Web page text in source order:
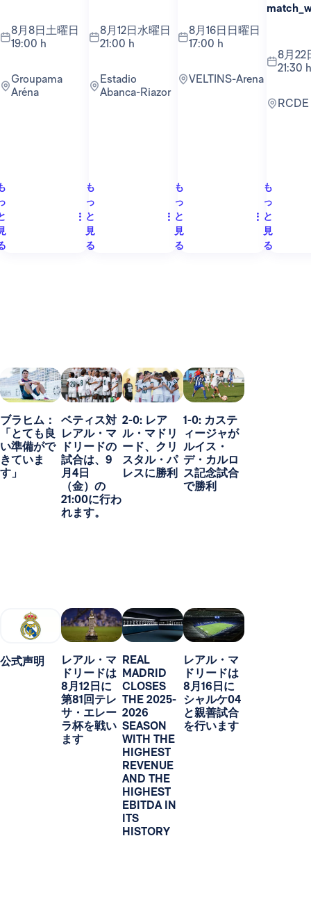
8月8日土曜日
19:00 h
Groupama
Aréna
8月12日水曜日
21:00 h
Estadio
Abanca-Riazor
も
っ
と
見
る
8月16日日曜日
17:00 h
VELTINS-Arena
も
っ
と
見
る
8月22日土曜日
21:30 h
も
っ
と
見
る
ブラヒム：
「とても良
い準備がで
きていま
す」
ベティス対
レアル・マ
ドリードの
試合は、9
月4日
（金）の
21:00に行わ
れます。
2-0: レア
ル・マドリ
ード、クリ
スタル・パ
レスに勝利
1-0: カステ
ィージャが
ルイス・
デ・カルロ
ス記念試合
で勝利
公式声明
レアル・マ
ドリードは
8月12日に
第81回テレ
サ・エレー
ラ杯を戦い
ます
REAL
MADRID
CLOSES
THE 2025-
2026
SEASON
WITH THE
HIGHEST
REVENUE
AND THE
HIGHEST
EBITDA IN
ITS
HISTORY
レアル・マ
ドリードは
8月16日に
シャルケ04
と親善試合
を行います